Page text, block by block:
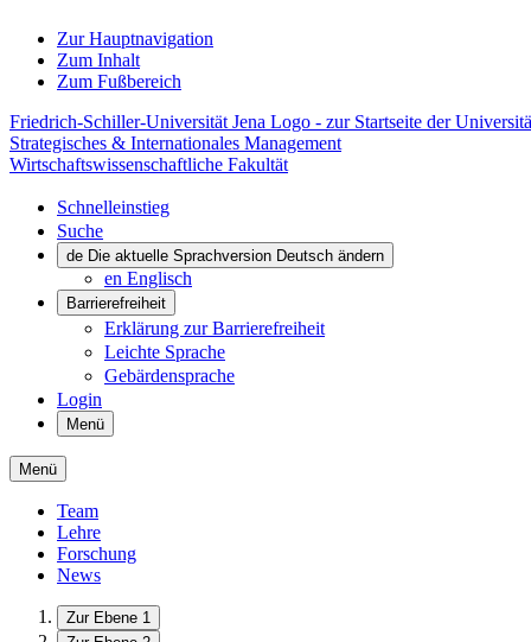
Zur Hauptnavigation
Zum Inhalt
Zum Fußbereich
Friedrich-Schiller-Universität Jena Logo - zur Startseite der
Strategisches & Internationales Management
Wirtschaftswissenschaftliche Fakultät
Schnelleinstieg
Suche
de Die aktuelle Sprachversion Deutsch ändern
en Englisch
Barrierefreiheit
Erklärung zur Barrierefreiheit
Leichte Sprache
Gebärdensprache
Login
Menü
Menü
Team
Lehre
Forschung
News
Zur Ebene 1